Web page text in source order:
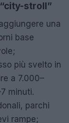
stroll”
una
base
più svelto in
a 7.000–
minuti.
parchi
rampe;